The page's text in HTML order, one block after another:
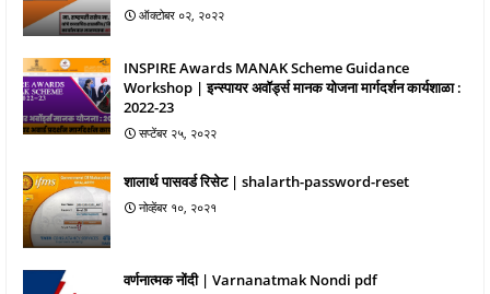
ऑक्टोबर ०२, २०२२
INSPIRE Awards MANAK Scheme Guidance
Workshop | इन्स्पायर अवॉर्ड्स मानक योजना मार्गदर्शन कार्यशाळा :
2022-23
सप्टेंबर २५, २०२२
शालार्थ पासवर्ड रिसेट | shalarth-password-reset
नोव्हेंबर १०, २०२१
वर्णनात्मक नोंदी | Varnanatmak Nondi pdf